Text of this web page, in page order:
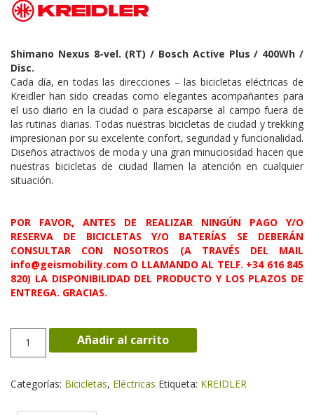
Shimano Nexus 8-vel. (RT) / Bosch Active Plus / 400Wh /
Disc.
Cada día, en todas las direcciones – las bicicletas eléctricas de
Kreidler han sido creadas como elegantes acompañantes para
el uso diario en la ciudad o para escaparse al campo fuera de
las rutinas diarias. Todas nuestras bicicletas de ciudad y trekking
impresionan por su excelente confort, seguridad y funcionalidad.
Diseños atractivos de moda y una gran minuciosidad hacen que
nuestras bicicletas de ciudad llamen la atención en cualquier
situación.
POR FAVOR, ANTES DE REALIZAR NINGÚN PAGO Y/O
RESERVA DE BICICLETAS Y/O BATERÍAS SE DEBERÁN
CONSULTAR CON NOSOTROS (A TRAVÉS DEL MAIL
info@geismobility.com O LLAMANDO AL TELF. +34 616 845
820) LA DISPONIBILIDAD DEL PRODUCTO Y LOS PLAZOS DE
ENTREGA. GRACIAS.
ECO
Nexus
Añadir al carrito
Categorías: Bicicletas, Eléctricas Etiqueta: KREIDLER